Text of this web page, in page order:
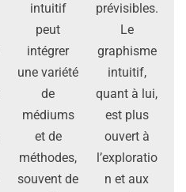
intuitif
peut
intégrer
une variété
de
médiums
et de
méthodes,
souvent de
prévisibles.
Le
graphisme
intuitif,
quant à lui,
est plus
ouvert à
l’exploratio
n et aux